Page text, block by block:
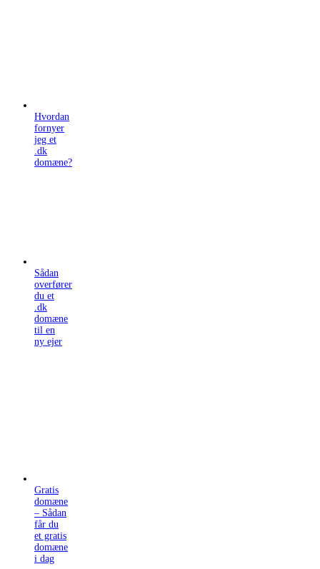
Hvordan
fornyer
jeg et
.dk
domæne?
Sådan
overfører
du et
.dk
domæne
til en
ny ejer
Gratis
domæne
– Sådan
får du
et gratis
domæne
i dag